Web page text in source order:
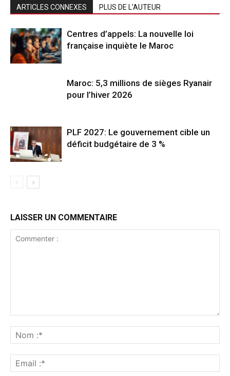
ARTICLES CONNEXES PLUS DE L'AUTEUR
Centres d’appels: La nouvelle loi
française inquiète le Maroc
Maroc: 5,3 millions de sièges Ryanair
pour l’hiver 2026
PLF 2027: Le gouvernement cible un
déficit budgétaire de 3 %
LAISSER UN COMMENTAIRE